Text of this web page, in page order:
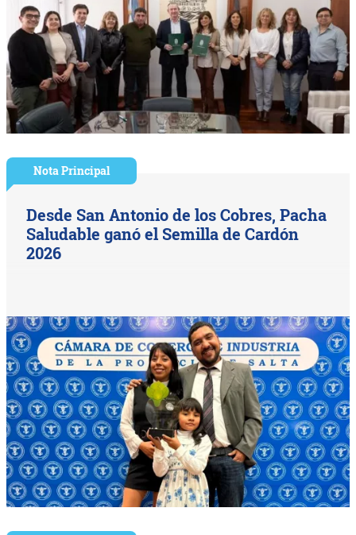
Nota Principal
Desde San Antonio de los Cobres, Pacha
Saludable ganó el Semilla de Cardón
2026